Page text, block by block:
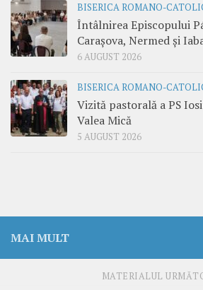
BISERICA ROMANO-
Întâlnirea Episcopului
Carașova, Nermed și
6 AUGUST 2026
BISERICA ROMANO-
Vizită pastorală a PS
Valea Mică
5 AUGUST 2026
MAI MULT
MATERIALUL